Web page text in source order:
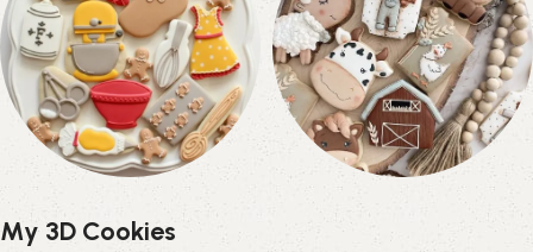
Utensilios
Repostería
Animales
My 3D Cookies